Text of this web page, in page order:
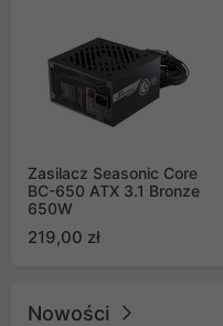
Zasilacz Seasonic Core
BC-650 ATX 3.1 Bronze
650W
219,00 zł
Nowości